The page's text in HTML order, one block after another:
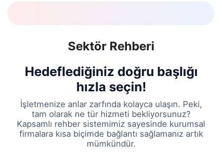
Sektör Rehberi
Hedeflediğiniz doğru başlığı
hızla seçin!
İşletmenize anlar zarfında kolayca ulaşın. Peki,
tam olarak ne tür hizmeti bekliyorsunuz?
Kapsamlı rehber sistemimiz sayesinde kurumsal
firmalara kısa biçimde bağlantı sağlamanız artık
mümkündür.